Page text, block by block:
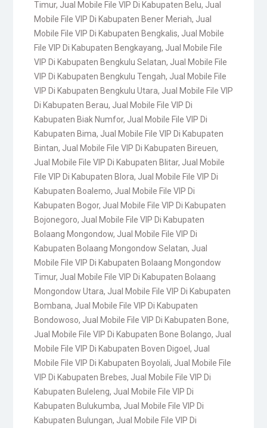
Timur, Jual Mobile File VIP Di Kabupaten Belu, Jual
Mobile File VIP Di Kabupaten Bener Meriah, Jual
Mobile File VIP Di Kabupaten Bengkalis, Jual Mobile
File VIP Di Kabupaten Bengkayang, Jual Mobile File
VIP Di Kabupaten Bengkulu Selatan, Jual Mobile File
VIP Di Kabupaten Bengkulu Tengah, Jual Mobile File
VIP Di Kabupaten Bengkulu Utara, Jual Mobile File VIP
Di Kabupaten Berau, Jual Mobile File VIP Di
Kabupaten Biak Numfor, Jual Mobile File VIP Di
Kabupaten Bima, Jual Mobile File VIP Di Kabupaten
Bintan, Jual Mobile File VIP Di Kabupaten Bireuen,
Jual Mobile File VIP Di Kabupaten Blitar, Jual Mobile
File VIP Di Kabupaten Blora, Jual Mobile File VIP Di
Kabupaten Boalemo, Jual Mobile File VIP Di
Kabupaten Bogor, Jual Mobile File VIP Di Kabupaten
Bojonegoro, Jual Mobile File VIP Di Kabupaten
Bolaang Mongondow, Jual Mobile File VIP Di
Kabupaten Bolaang Mongondow Selatan, Jual
Mobile File VIP Di Kabupaten Bolaang Mongondow
Timur, Jual Mobile File VIP Di Kabupaten Bolaang
Mongondow Utara, Jual Mobile File VIP Di Kabupaten
Bombana, Jual Mobile File VIP Di Kabupaten
Bondowoso, Jual Mobile File VIP Di Kabupaten Bone,
Jual Mobile File VIP Di Kabupaten Bone Bolango, Jual
Mobile File VIP Di Kabupaten Boven Digoel , Jual
Mobile File VIP Di Kabupaten Boyolali, Jual Mobile File
VIP Di Kabupaten Brebes, Jual Mobile File VIP Di
Kabupaten Buleleng, Jual Mobile File VIP Di
Kabupaten Bulukumba, Jual Mobile File VIP Di
Kabupaten Bulungan, Jual Mobile File VIP Di